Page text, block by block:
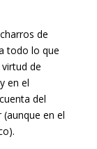
de
todo lo que
de
en el
del
en el